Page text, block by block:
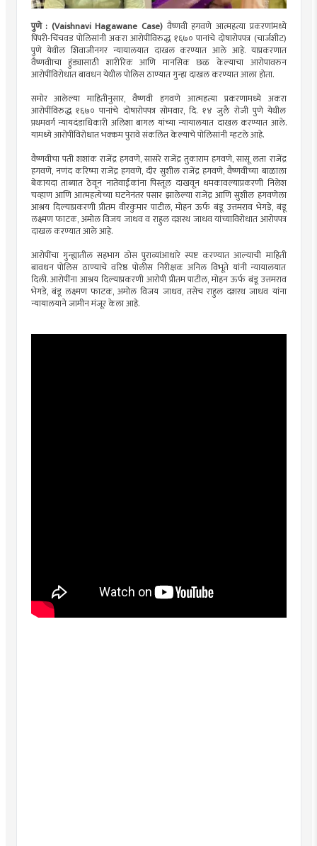
पुणे : (Vaishnavi Hagawane Case) वैष्णवी हगवणे आत्महत्या प्रकरणांमध्ये
पिंपरी-चिंचवड पोलिसांनी अकरा आरोपींविरुद्ध १६७० पानांचे दोषारोपपत्र (चार्जशीट)
पुणे येथील शिवाजीनगर न्यायालयात दाखल करण्यात आले आहे. याप्रकरणात
वैष्णवीाचा हुंड्यासाठी शारीरिक आणि मानसिक छळ केल्याचा आरोपावरुन
आरोपींविरोधात बावधन येथील पोलिस ठाण्यात गुन्हा दाखल करण्यात आला होता.
समोर आलेल्या माहितीनुसार, वैष्णवी हगवणे आत्महत्या प्रकरणामध्ये अकरा
आरोपींविरुद्ध १६७० पानांचे दोषारोपपत्र सोमवार, दि. १४ जुलै रोजी पुणे येथील
प्रथमवर्ग न्यायदंडाधिकारी अलिशा बागल यांच्या न्यायालयात दाखल करण्यात आले.
यामध्ये आरोपींविरोधात भक्कम पुरावे संकलित केल्याचे पोलिसांनी म्हटले आहे.
वैष्णवीचा पती शशांक राजेंद्र हगवणे, सासरे राजेंद्र तुकाराम हगवणे, सासू लता राजेंद्र
हगवणे, नणंद करिष्मा राजेंद्र हगवणे, दीर सुशील राजेंद्र हगवणे, वैष्णवीच्या बाळाला
बेकायदा ताब्यात ठेवून नातेवाईकांना पिस्तूल दाखवून धमकावल्याप्रकरणी निलेश
चव्हाण आणि आत्महत्येच्या घटनेनंतर पसार झालेल्या राजेंद्र आणि सुशील हगवणेला
आश्रय दिल्याप्रकरणी प्रीतम वीरकुमार पाटील, मोहन ऊर्फ बंडू उत्तमराव भेगडे, बंडू
लक्ष्मण फाटक, अमोल विजय जाधव व राहुल दशरथ जाधव यांच्याविरोधात आरोपपत्र
दाखल करण्यात आले आहे.
आरोपींचा गुन्ह्यातील सहभाग ठोस पुराव्यांआधारे स्पष्ट करण्यात आल्याची माहिती
बावधन पोलिस ठाण्याचे वरिष्ठ पोलीस निरीक्षक अनिल विभूते यांनी न्यायालयात
दिली. आरोपींना आश्रय दिल्याप्रकरणी आरोपी प्रीतम पाटील, मोहन ऊर्फ बंडू उत्तमराव
भेगडे, बंडू लक्ष्मण फाटक, अमोल विजय जाधव, तसेच राहुल दशरथ जाधव यांना
न्यायालयाने जामीन मंजूर केला आहे.